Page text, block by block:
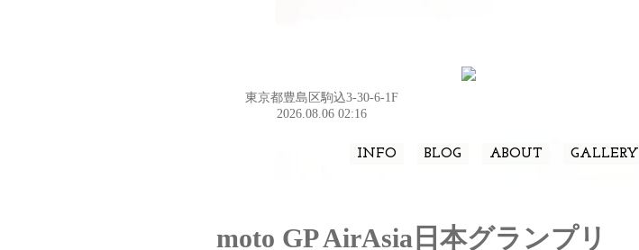
東京都豊島区駒込3-30-6-1F
2026.08.06 02:16
INFO BLOG ABOUT GALLERY
moto GP AirAsia日本グランプリ